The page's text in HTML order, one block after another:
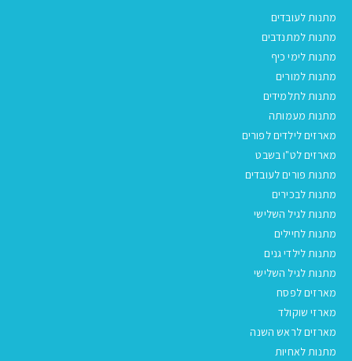
מתנות לעובדים
מתנות למתנדבים
מתנות לימי כיף
מתנות למורים
מתנות לתלמידים
מתנות מעמותה
מארזים לילדים לפורים
מארזים לט"ו בשבט
מתנות פורים לעובדים
מתנות לבכירים
מתנות לגיל השלישי
מתנות לחיילים
מתנות לילדי גנים
מתנות לגיל השלישי
מארזים לפסח
מארזי שוקולד
מארזים לראש השנה
מתנות לאחיות